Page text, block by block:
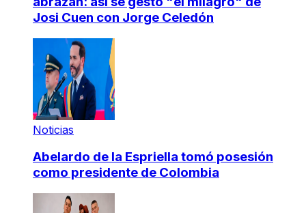
Josi Cuen con Jorge Celedón
Noticias
Abelardo de la Espriella tomó posesión
como presidente de Colombia